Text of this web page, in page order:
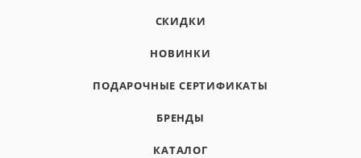
СКИДКИ
НОВИНКИ
ПОДАРОЧНЫЕ СЕРТИФИКАТЫ
БРЕНДЫ
КАТАЛОГ